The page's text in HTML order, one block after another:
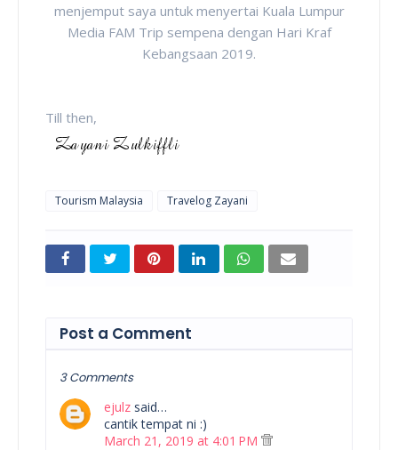
menjemput saya untuk menyertai Kuala Lumpur
Media FAM Trip sempena dengan Hari Kraf
Kebangsaan 2019.
Till then,
Tourism Malaysia Travelog Zayani
Post a Comment
3 Comments
ejulz said…
cantik tempat ni :)
March 21, 2019 at 4:01 PM